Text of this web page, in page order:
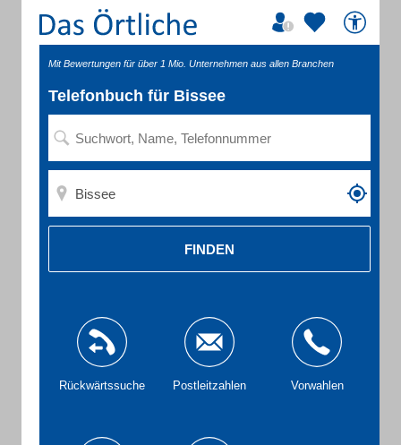
Mit Bewertungen für über 1 Mio. Unternehmen aus allen Branchen
Telefonbuch für Bissee
FINDEN
Rückwärtssuche Postleitzahlen Vorwahlen